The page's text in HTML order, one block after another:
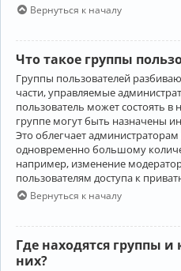
Вернуться к началу
Что такое группы
Группы пользователей
части, управляемые
пользователь может состоять в
группе могут быть назначены
Это облегчает
одновременно большому
например, изменение
пользователям доступа к
Вернуться к началу
Где находятся группы и
них?